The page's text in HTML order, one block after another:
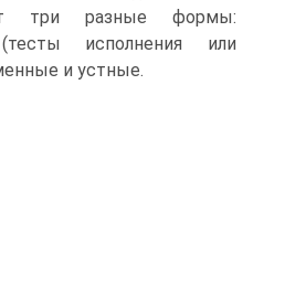
три разные формы:
исполнения или
и устные.